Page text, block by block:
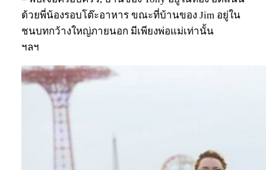
ด้วยพี่น้องรอบโต๊ะอาหาร ขณะที่บ้านของ Jim อยู่ใน
ชนบทกว้างใหญ่ภายนอก มีเพียงพ่อแม่เท่านั้น
ฯลฯ